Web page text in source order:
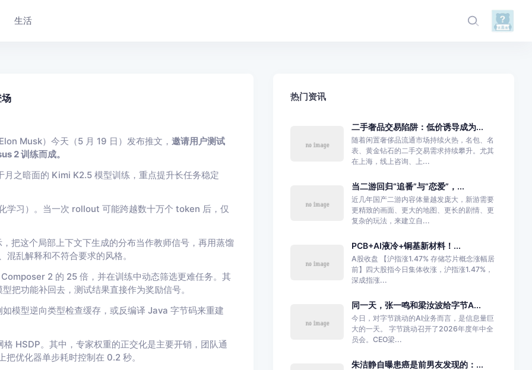
生活
Musk）今天（5 月 19 日）发布推文， 邀请用户测试
2 训练而成。
之暗面的 Kimi K2.5 模型训练，重点提升长任务稳定
学习）。当一次 rollout 可能跨越数十万个 token 后，仅
把这个局部上下文下生成的分布当作教师信号，再用蒸馏
乱解释和不符合要求的风格。
2 的 25 倍，并在训练中动态筛选更难任务。其
把功能补回去，测试结果直接作为奖励信号。
模型逆向类型检查缓存，或反编译 Java 字节码来重建
HSDP。其中，专家权重的正交化是主要开销，团队通
优化器单步耗时控制在 0.2 秒。
热门资讯
二手奢品交易陷阱：低价诱导成为...
随着闲置奢侈品流通市场持续火热，名包、名
表、黄金钻石的二手交易需求持续攀升。尤其
在上海，线上咨询、上...
当二游回归“追番”与“恋爱”，...
近几年国产二游内容体量越发庞大，新游需要
更精致的画面、更大的地图、更长的剧情、更
复杂的玩法，来建立自...
PCB+AI液冷+铜基新材料！...
A股收盘 【沪指涨1.47% 存储芯片概念涨幅居
前】四大股指今日集体收涨，沪指涨1.47%，
深成指涨...
同一天，张一鸣和梁汝波给字节A...
今日，对字节跳动的AI业务而言，是信息量巨
大的一天。 字节跳动召开了2026年度年中全
员会。CEO梁...
朱洁静自曝患癌是前男友发现的：...